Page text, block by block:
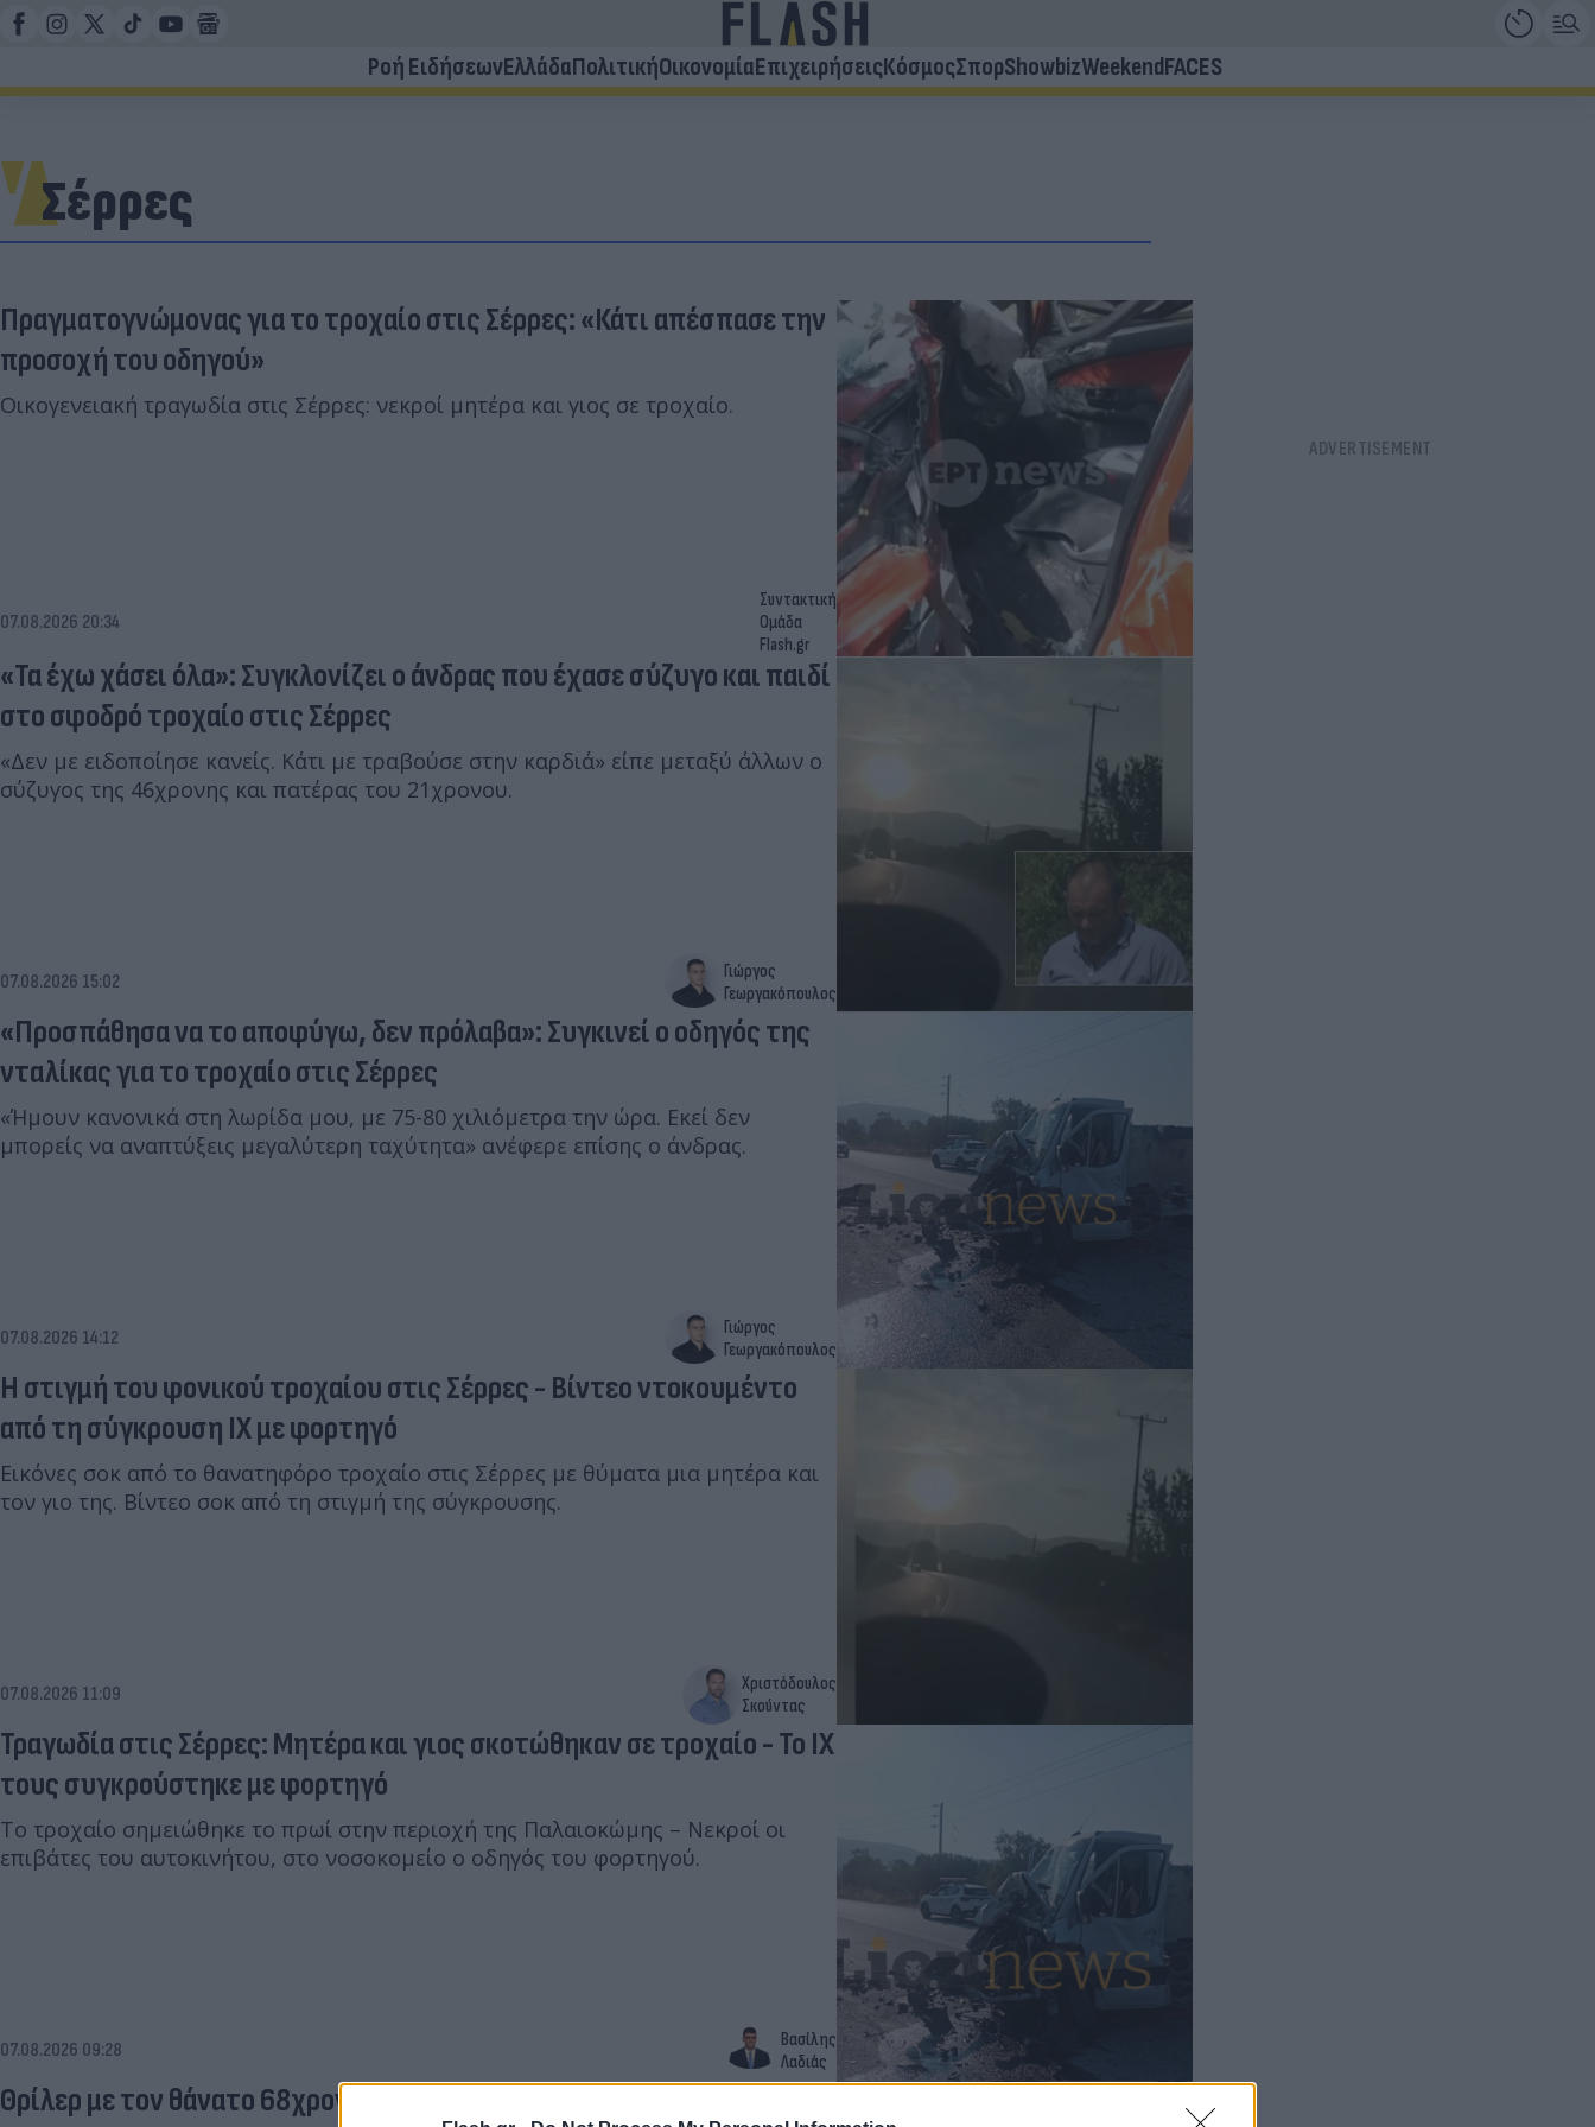
Ροή ΕιδήσεωνΕλλάδαΠολιτικήΟικονομίαΕπιχειρήσειςΚόσμοςΣπορShowbizWeekendFACES
Σέρρες
Πραγματογνώμονας για το τροχαίο στις Σέρρες: «Κάτι απέσπασε την
προσοχή του οδηγού»
Οικογενειακή τραγωδία στις Σέρρες: νεκροί μητέρα και γιος σε τροχαίο.
07.08.2026 20:34
Συντακτική
Ομάδα
Flash.gr
«Τα έχω χάσει όλα»: Συγκλονίζει ο άνδρας που έχασε σύζυγο και παιδί
στο σφοδρό τροχαίο στις Σέρρες
«Δεν με ειδοποίησε κανείς. Κάτι με τραβούσε στην καρδιά» είπε μεταξύ άλλων ο
σύζυγος της 46χρονης και πατέρας του 21χρονου.
07.08.2026 15:02
Γιώργος
Γεωργακόπουλος
«Προσπάθησα να το αποφύγω, δεν πρόλαβα»: Συγκινεί ο οδηγός της
νταλίκας για το τροχαίο στις Σέρρες
«Ήμουν κανονικά στη λωρίδα μου, με 75-80 χιλιόμετρα την ώρα. Εκεί δεν
μπορείς να αναπτύξεις μεγαλύτερη ταχύτητα» ανέφερε επίσης ο άνδρας.
07.08.2026 14:12
Γιώργος
Γεωργακόπουλος
Η στιγμή του φονικού τροχαίου στις Σέρρες - Βίντεο ντοκουμέντο
από τη σύγκρουση ΙΧ με φορτηγό
Εικόνες σοκ από το θανατηφόρο τροχαίο στις Σέρρες με θύματα μια μητέρα και
τον γιο της. Βίντεο σοκ από τη στιγμή της σύγκρουσης.
07.08.2026 11:09
Χριστόδουλος
Σκούντας
Τραγωδία στις Σέρρες: Μητέρα και γιος σκοτώθηκαν σε τροχαίο - Το ΙΧ
τους συγκρούστηκε με φορτηγό
Το τροχαίο σημειώθηκε το πρωί στην περιοχή της Παλαιοκώμης – Νεκροί οι
επιβάτες του αυτοκινήτου, στο νοσοκομείο ο οδηγός του φορτηγού.
07.08.2026 09:28
Βασίλης
Λαδιάς
Θρίλερ με τον θάνατο 68χρονου στις Σέρρες - Ανθρωποκτονία δείχνει